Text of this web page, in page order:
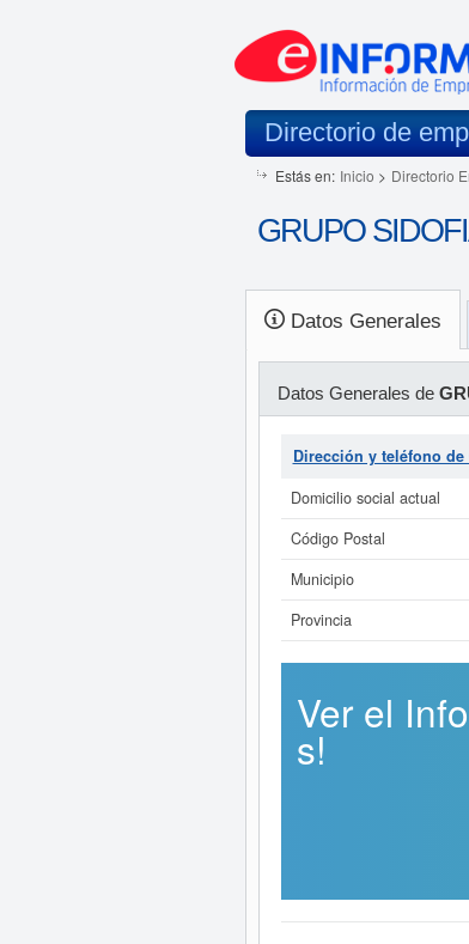
Directorio de
Estás en: Inicio > Directorio
GRUPO
Datos Generales
Datos Generales de
Dirección y teléfono de
Domicilio social actual
Código Postal
Municipio
Provincia
Ver el
s!